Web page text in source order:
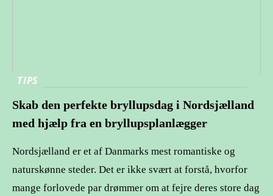
TIPS
Skab den perfekte bryllupsdag i Nordsjælland
med hjælp fra en bryllupsplanlægger
Nordsjælland er et af Danmarks mest romantiske og
naturskønne steder. Det er ikke svært at forstå, hvorfor
mange forlovede par drømmer om at fejre deres store dag